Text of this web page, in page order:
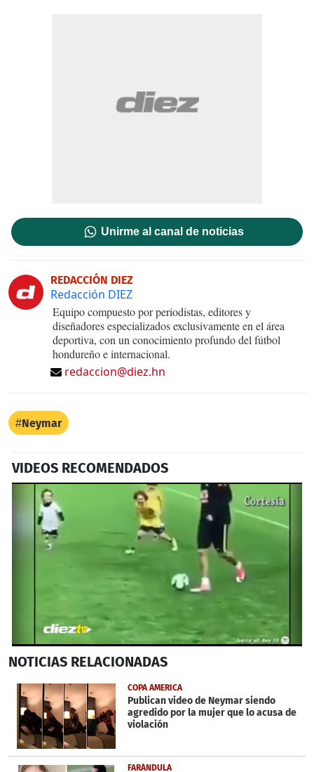
Unirme al canal de noticias
REDACCIÓN DIEZ
Redacción DIEZ
Equipo compuesto por periodistas, editores y
diseñadores especializados exclusivamente en el área
deportiva, con un conocimiento profundo del fútbol
hondureño e internacional.
redaccion@diez.hn
Neymar
VIDEOS RECOMENDADOS
seconds
41
seconds
NOTICIAS RELACIONADAS
COPA AMERICA
Publican video de Neymar siendo
agredido por la mujer que lo acusa de
violación
FARÁNDULA